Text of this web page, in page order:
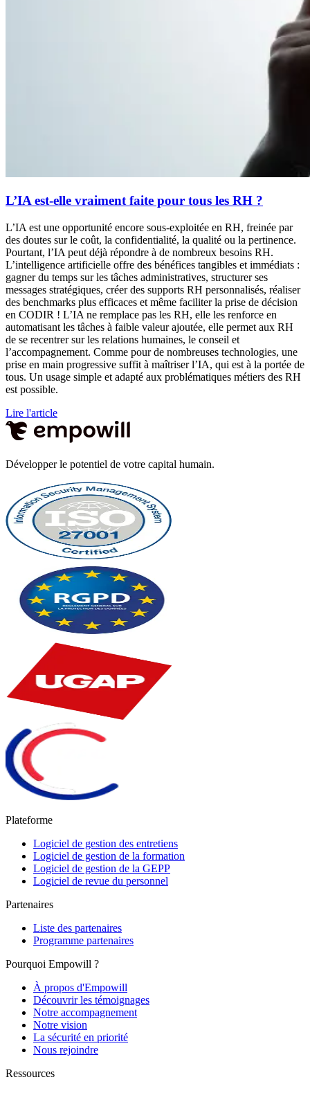
L’IA est-elle vraiment faite pour tous les RH ?
L’IA est une opportunité encore sous-exploitée en RH, freinée par
des doutes sur le coût, la confidentialité, la qualité ou la pertinence.
Pourtant, l’IA peut déjà répondre à de nombreux besoins RH.
L’intelligence artificielle offre des bénéfices tangibles et immédiats :
gagner du temps sur les tâches administratives, structurer ses
messages stratégiques, créer des supports RH personnalisés, réaliser
des benchmarks plus efficaces et même faciliter la prise de décision
en CODIR ! L’IA ne remplace pas les RH, elle les renforce en
automatisant les tâches à faible valeur ajoutée, elle permet aux RH
de se recentrer sur les relations humaines, le conseil et
l’accompagnement. Comme pour de nombreuses technologies, une
prise en main progressive suffit à maîtriser l’IA, qui est à la portée de
tous. Un usage simple et adapté aux problématiques métiers des RH
est possible.
Lire l'article
Développer le potentiel de votre capital humain.
Plateforme
Logiciel de gestion des entretiens
Logiciel de gestion de la formation
Logiciel de gestion de la GEPP
Logiciel de revue du personnel
Partenaires
Liste des partenaires
Programme partenaires
Pourquoi Empowill ?
À propos d'Empowill
Découvrir les témoignages
Notre accompagnement
Notre vision
La sécurité en priorité
Nous rejoindre
Ressources